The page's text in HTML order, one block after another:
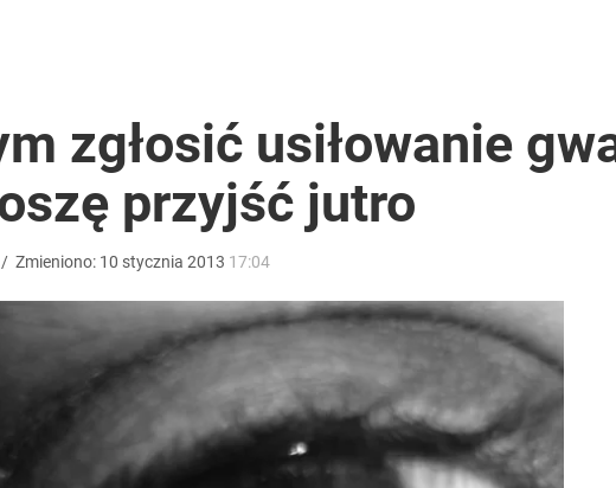
zgłosić usiłowanie
przyjść jutro
/ Zmieniono: 10 stycznia 2013 17:04